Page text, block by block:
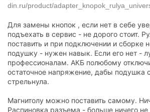
din.ru/product/
Для замены кнопок , если нет в себе
подъехать в сервис - не дорого стоит.
поставить и при подключении и сборке
подушку - нужен навык. Если его нет -
профессионалам. АКБ полюбому
остаточное напряжение, дабы подушка
стрельнула.
Магнитолу можно поставить самому.
Распиновка разъема - больше ничего не